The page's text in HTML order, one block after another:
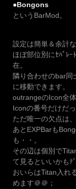
●Bongons
というBarMod。
設定は簡単＆余計
ほぼ部位別にｾﾊﾟﾚ
在。
隣り合わせのbar同
に移動できます。
outrangeのIcon全
Iconの番号だけだっ
ただ唯一の欠点は
あとEXPBarも
も・・。
その辺は個別で
て見るといいかもﾃﾞ
おいらはTitan入れ
めます＠＠；